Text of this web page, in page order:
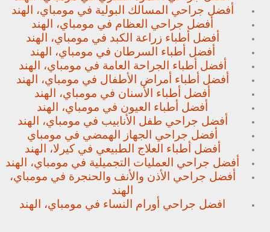
أفضل جراحي المسالك البولية في مومباي، الهند
أفضل جراحي العظام في مومباي، الهند
أفضل أطباء زراعة الكبد في مومباي، الهند
أفضل أطباء السرطان في مومباي، الهند
أفضل أطباء الجراحة العامة في مومباي، الهند
أفضل أطباء أمراض الأطفال في مومباي، الهند
أفضل أطباء الأسنان في مومباي، الهند
أفضل أطباء العيون في مومباي، الهند
أفضل جراحي طفل الأنابيب في مومباي، الهند
أفضل جراحي الجهاز الهمضي في مومباي
أفضل أطباء العلاج الطبيعي في كيرلا، الهند
أفضل جراحي العمليات التجميلية في مومباي، الهند
أفضل جراحي الأذن والأنف والحنجرة في مومباي،
الهند
افضل جراحي أورام النساء في مومباي، الهند